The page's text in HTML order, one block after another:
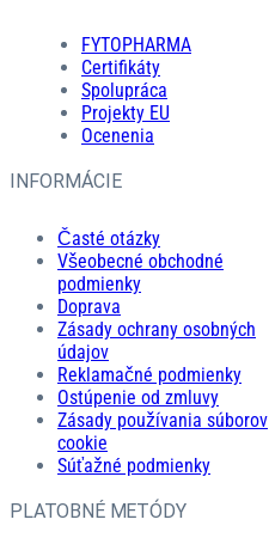
FYTOPHARMA
Certifikáty
Spolupráca
Projekty EU
Ocenenia
INFORMÁCIE
Časté otázky
Všeobecné obchodné
podmienky
Doprava
Zásady ochrany osobných
údajov
Reklamačné podmienky
Ostúpenie od zmluvy
Zásady používania súborov
cookie
Súťažné podmienky
PLATOBNÉ METÓDY